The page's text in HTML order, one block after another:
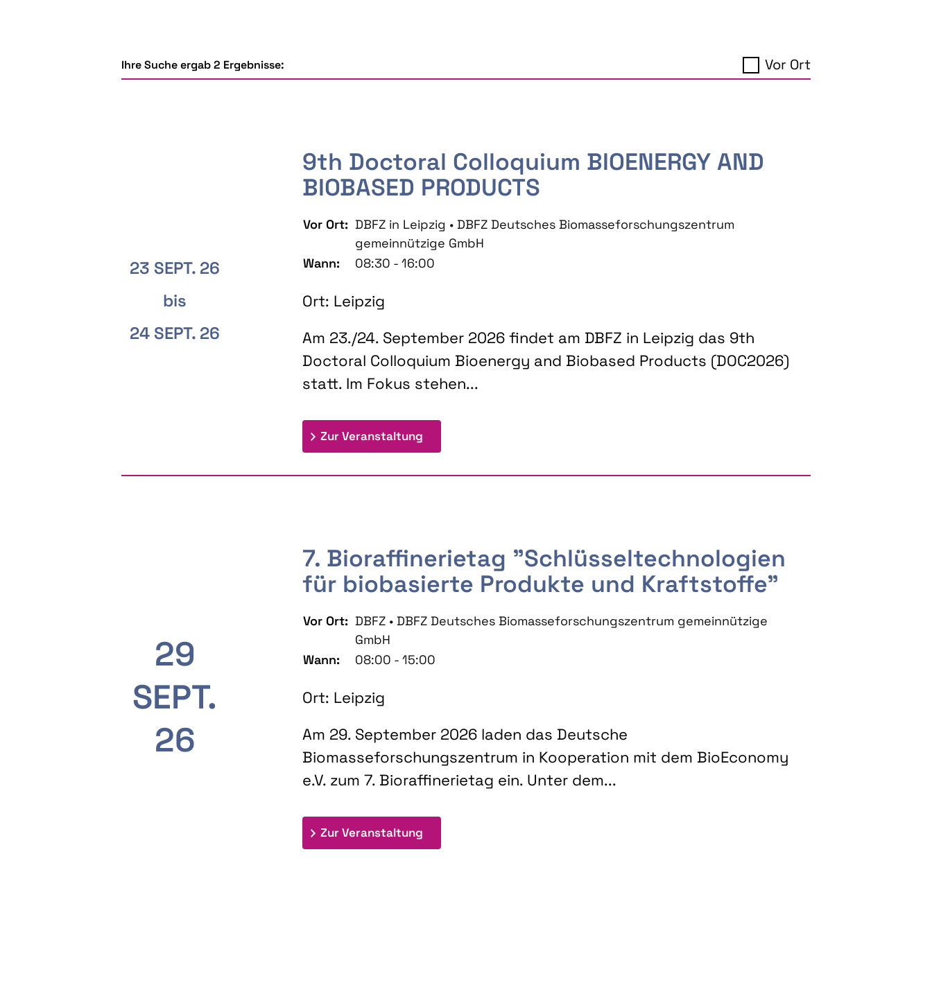
Ihre Suche ergab 2 Ergebnisse: Vor Ort
23 SEPT. 26
bis
24 SEPT. 26
9th Doctoral Colloquium BIOENERGY AND
BIOBASED PRODUCTS
Vor Ort: DBFZ in Leipzig • DBFZ Deutsches Biomasseforschungszentrum
gemeinnützige GmbH
Wann:
08:30 - 16:00
Ort: Leipzig
Am 23./24. September 2026 findet am DBFZ in Leipzig das 9th
Doctoral Colloquium Bioenergy and Biobased Products (DOC2026)
statt. Im Fokus stehen...
Zur Veranstaltung: 9th Doctoral Colloquium BIOENERGY AND BIOBASED PRODUCTS
29
SEPT.
26
7. Bioraffinerietag "Schlüsseltechnologien
für biobasierte Produkte und Kraftstoffe"
Vor Ort: DBFZ • DBFZ Deutsches Biomasseforschungszentrum gemeinnützige
GmbH
Wann:
08:00 - 15:00
Ort: Leipzig
Am 29. September 2026 laden das Deutsche
Biomasseforschungszentrum in Kooperation mit dem BioEconomy
e.V. zum 7. Bioraffinerietag ein. Unter dem...
Zur Veranstaltung: 7. Bioraffinerietag "Schlüsseltechnologien für biobasierte Produkte und Kraftstoffe"